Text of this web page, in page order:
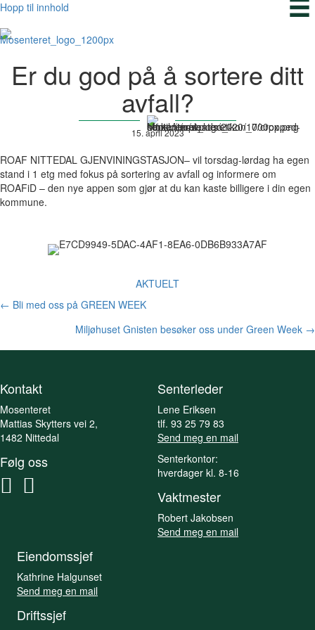
Hopp til innhold
Er du god på å sortere ditt
avfall?
15. april 2023
ROAF NITTEDAL GJENVININGSTASJON– vil torsdag-lørdag ha egen
stand i 1 etg med fokus på sortering av avfall og informere om
ROAFiD – den nye appen som gjør at du kan kaste billigere i din egen
kommune.
AKTUELT
Posts
navigation
← Bli med oss på GREEN WEEK
Miljøhuset Gnisten besøker oss under Green Week →
Kontakt
Mosenteret
Mattias Skytters vei 2,
1482 Nittedal
Følg oss
Senterleder
Lene Eriksen
tlf. 93 25 79 83
Send meg en mail
Senterkontor:
hverdager kl. 8-16
Vaktmester
Robert Jakobsen
Send meg en mail
Eiendomssjef
Kathrine Halgunset
Send meg en mail
Driftssjef